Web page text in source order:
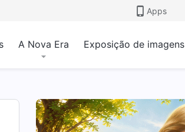
Apps
A Nova Era Exposição de imagens